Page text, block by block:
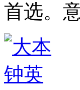
首选。